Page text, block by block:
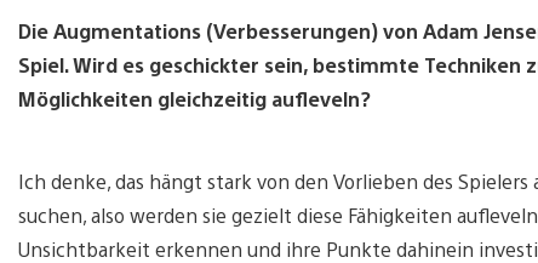
Die Augmentations (Verbesserungen) von Adam
Spiel. Wird es geschickter sein, bestimmte
Möglichkeiten gleichzeitig aufleveln?
Ich denke, das hängt stark von den Vorlieben des
suchen, also werden sie gezielt diese Fähigkeiten
Unsichtbarkeit erkennen und ihre Punkte dahinein